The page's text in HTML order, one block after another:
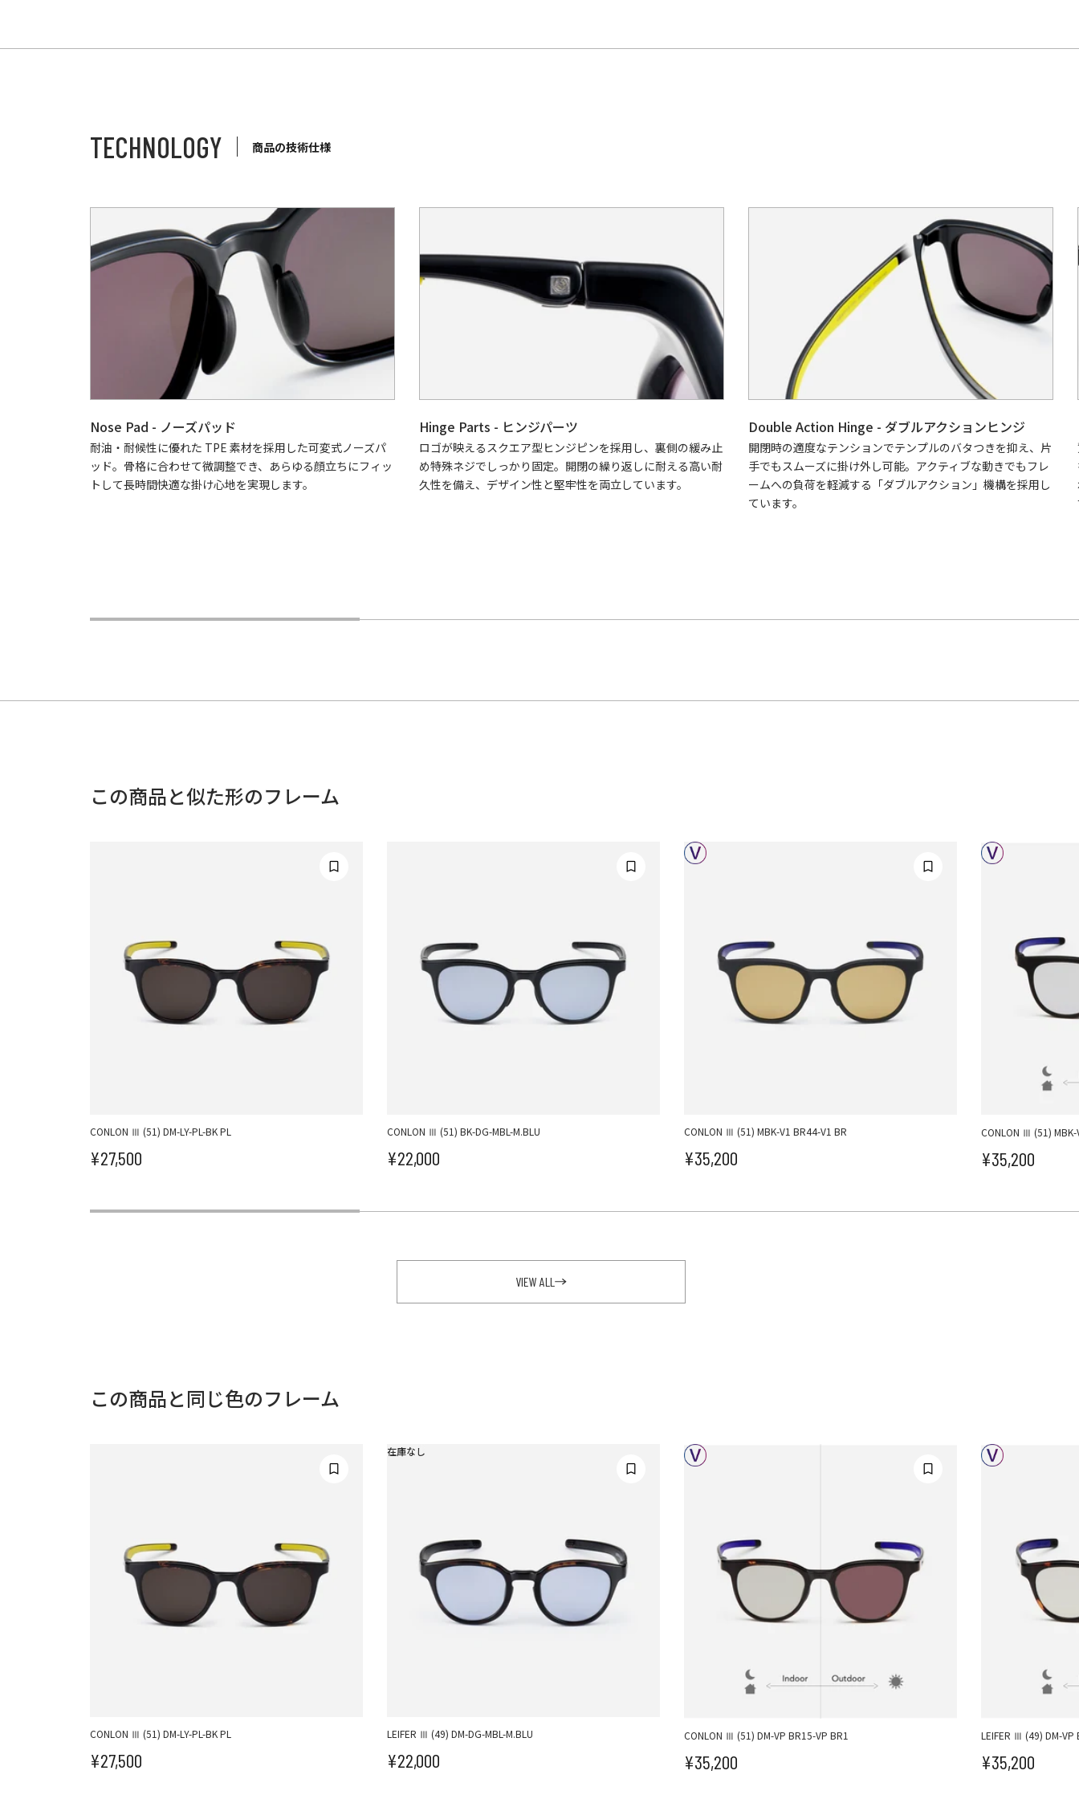
TECHNOLOGY 商品の技術仕様
Nose Pad - ノーズパッド
耐油・耐候性に優れた TPE 素材を採用した可変式ノーズパ
ッド。骨格に合わせて微調整でき、あらゆる顔立ちにフィッ
トして長時間快適な掛け心地を実現します。
Hinge Parts - ヒンジパーツ
ロゴが映えるスクエア型ヒンジピンを採用し、裏側の緩み止
め特殊ネジでしっかり固定。開閉の繰り返しに耐える高い耐
久性を備え、デザイン性と堅牢性を両立しています。
Double Action Hinge - ダブルアクションヒンジ
開閉時の適度なテンションでテンプルのバタつきを抑え、片
手でもスムーズに掛け外し可能。アクティブな動きでもフレ
ームへの負荷を軽減する「ダブルアクション」機構を採用し
ています。
この商品と似た形のフレーム
CONLON Ⅲ (51) DM-LY-PL-BK PL
セール価格
¥27,500
CONLON Ⅲ (51) BK-DG-MBL-M.BLU
セール価格
¥22,000
CONLON Ⅲ (51) MBK-V1 BR44-V1 BR
セール価格
¥35,200
CONLON Ⅲ (51) MBK-
セール価格
¥35,200
VIEW ALL
この商品と同じ色のフレーム
CONLON Ⅲ (51) DM-LY-PL-BK PL
セール価格
¥27,500
在庫なし
LEIFER Ⅲ (49) DM-DG-MBL-M.BLU
セール価格
¥22,000
CONLON Ⅲ (51) DM-VP BR15-VP BR1
セール価格
¥35,200
LEIFER Ⅲ (49) DM-VP
セール価格
¥35,200